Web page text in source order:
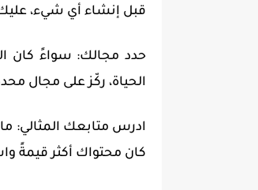
قبل إنشاء أي شيء،
حدد مجالك: سواءً كان
الحياة، ركّز على مجال
ادرس متابعك المثالي:
كان محتواك أكثر قيمةً